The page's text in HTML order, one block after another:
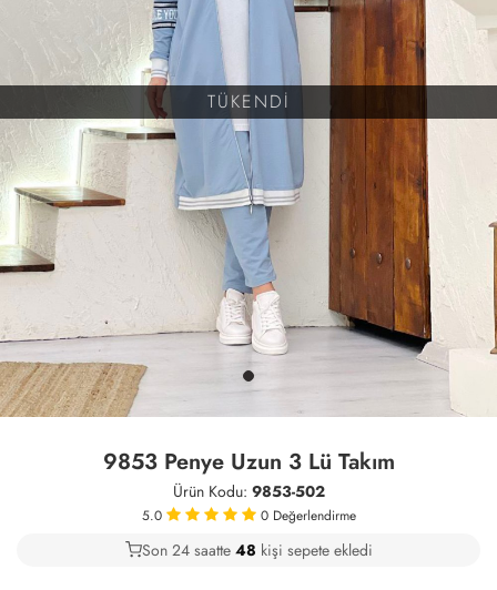
TÜKENDİ
9853 Penye Uzun 3 Lü Takım
Ürün Kodu: 9853-502
5.0 0 Değerlendirme
34
Son 24 saatte 48 kişi sepete ekledi
12